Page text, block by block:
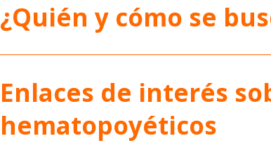
¿Quién y cómo se
Enlaces de interés
hematopoyéticos